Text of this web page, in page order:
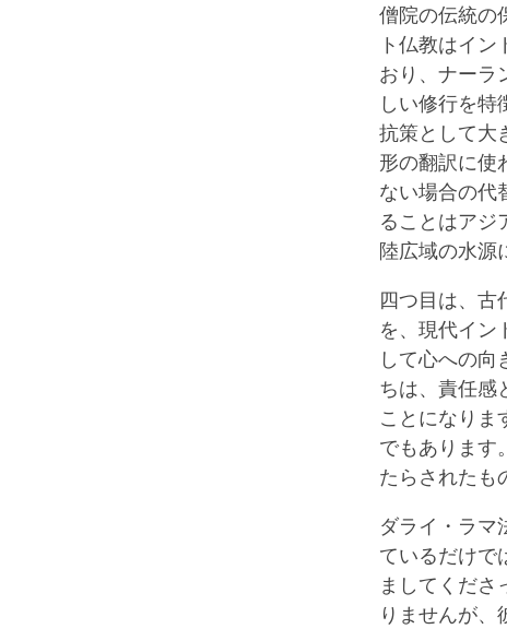
僧院の伝統の
ト仏教はイ
おり、ナーラ
しい修行を
抗策として大
形の翻訳に使
ない場合の代
ることはアジ
陸広域の水源
四つ目は、
を、現代イン
して心への向
ちは、責任感
ことになりま
でもあります
たらされたも
ダライ・ラマ
ているだけで
ましてくださ
りませんが、